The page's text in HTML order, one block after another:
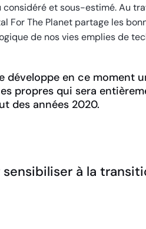
et sous-estimé. Au
For The Planet partage les
de nos vies emplies de
développe en ce moment
propres qui sera
des années 2020.
à la